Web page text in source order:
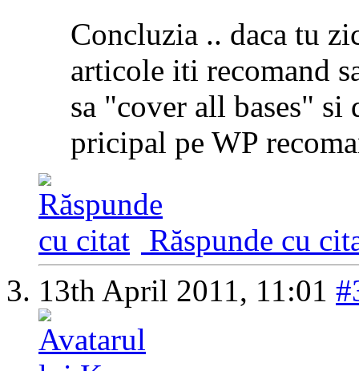
Concluzia .. daca tu
articole iti recomand
sa "cover all bases" si
pricipal pe WP
Răspunde cu
13th April 2011, 11:01